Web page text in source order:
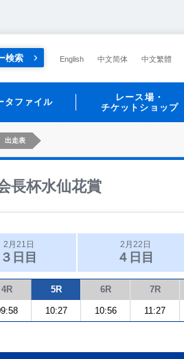
検索 English 中文简体 中文繁體
タファイル
レース場・
チケットショップ
出走表
長杯水仙花賞
2月21日
３日目
2月22日
４日目
4R 5R 6R 7R
10:27 10:56 11:27